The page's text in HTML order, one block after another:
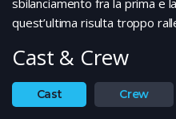
quest’ultima risulta troppo
Cast & Crew
Cast Crew